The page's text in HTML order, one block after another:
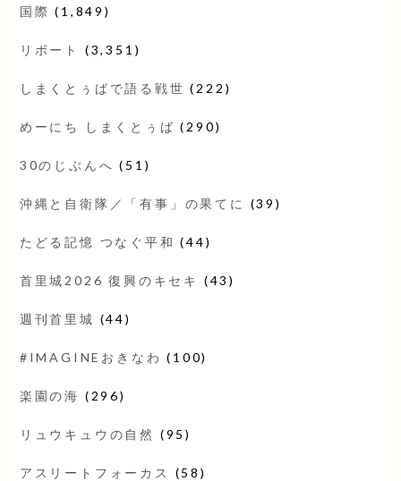
国際 (1,849)
リポート (3,351)
しまくとぅばで語る戦世 (222)
めーにち しまくとぅば (290)
30のじぶんへ (51)
沖縄と自衛隊／「有事」の果てに (39)
たどる記憶 つなぐ平和 (44)
首里城2026 復興のキセキ (43)
週刊首里城 (44)
#IMAGINEおきなわ (100)
楽園の海 (296)
リュウキュウの自然 (95)
アスリートフォーカス (58)